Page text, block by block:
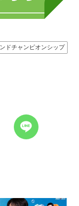
ドチャンピオンシップ